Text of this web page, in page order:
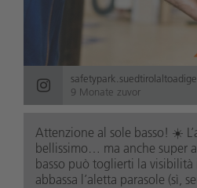
safetypark.suedtirolaltoadige
9 Monate zuvor
Attenzione al sole basso! ☀️
bellissimo… ma anche super
basso può toglierti la
abbassa l’aletta parasole (sì,